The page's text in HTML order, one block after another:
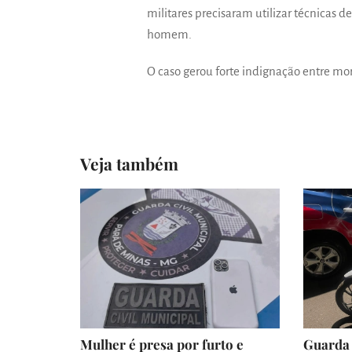
militares precisaram utilizar técnicas
homem.
O caso gerou forte indignação entre
Veja também
Mulher é presa por furto e